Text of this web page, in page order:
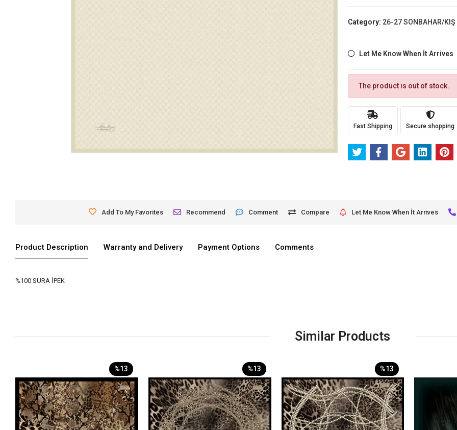
Category: 26-27 SONBAHAR/KIŞ
Let Me Know When İt Arrives
The product is out of stock.
Fast Shipping Secure shopping
Add To My Favorites Recommend Comment Compare Let Me Know When İt Arrives
Product Description Warranty and Delivery Payment Options Comments
%100 SURA İPEK
Similar Products
%13 %13 %13